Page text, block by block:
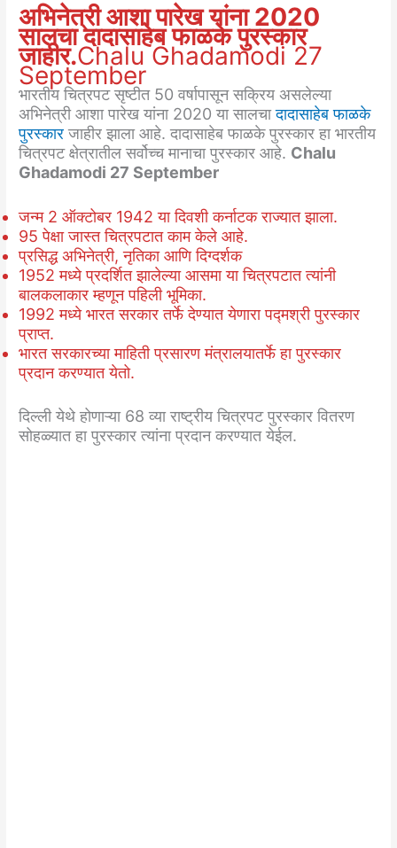
अभिनेत्री आशा पारेख यांना 2020
सालचा दादासाहेब फाळके पुरस्कार
जाहीर.Chalu Ghadamodi 27
September
भारतीय चित्रपट सृष्टीत 50 वर्षापासून सक्रिय असलेल्या
अभिनेत्री आशा पारेख यांना 2020 या सालचादादासाहेब फाळके
पुरस्कारजाहीर झाला आहे. दादासाहेब फाळके पुरस्कार हा भारतीय
चित्रपट क्षेत्रातील सर्वोच्च मानाचा पुरस्कार आहे. Chalu
Ghadamodi 27 September
जन्म 2 ऑक्टोबर 1942 या दिवशी कर्नाटक राज्यात झाला.
95 पेक्षा जास्त चित्रपटात काम केले आहे.
प्रसिद्ध अभिनेत्री, नृतिका आणि दिग्दर्शक
1952 मध्ये प्रदर्शित झालेल्या आसमा या चित्रपटात त्यांनी
बालकलाकार म्हणून पहिली भूमिका.
1992 मध्ये भारत सरकार तर्फे देण्यात येणारा पद्मश्री पुरस्कार
प्राप्त.
भारत सरकारच्या माहिती प्रसारण मंत्रालयातर्फे हा पुरस्कार
प्रदान करण्यात येतो.
दिल्ली येथे होणाऱ्या 68 व्या राष्ट्रीय चित्रपट पुरस्कार वितरण
सोहळ्यात हा पुरस्कार त्यांना प्रदान करण्यात येईल.